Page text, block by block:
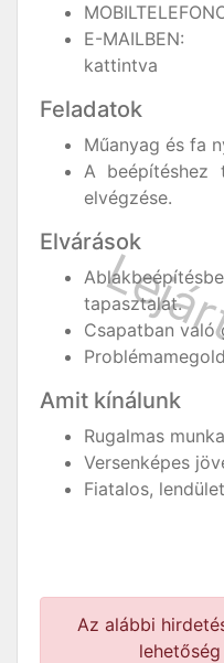
E-MAILBEN:
kattintva
Feladatok
Műanyag és fa
A beépítéshez
elvégzése.
Elvárások
tapasztalat.
Csapatban való
Amit kínálunk
Rugalmas
Versenképes
Fiatalos,
Az alábbi